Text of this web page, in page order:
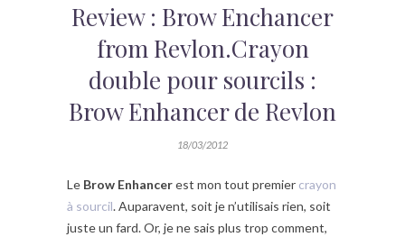
Review : Brow Enchancer
from Revlon.Crayon
double pour sourcils :
Brow Enhancer de Revlon
18/03/2012
Le Brow Enhancerest mon tout premier crayon
à sourcil. Auparavent, soit je n’utilisais rien, soit
juste un fard. Or, je ne sais plus trop comment,